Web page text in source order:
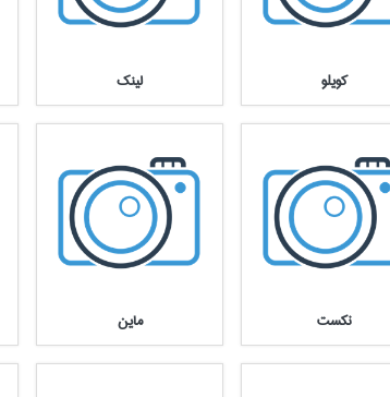
كويلو لينك
نكست ماين